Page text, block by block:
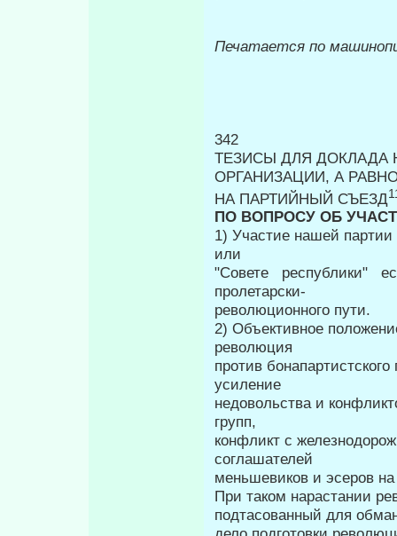
Печатается по
342
ТЕЗИСЫ ДЛЯ ДОКЛАДА
ОРГАНИЗАЦИИ, А
НА ПАРТИЙНЫЙ СЪЕЗД
ПО ВОПРОСУ ОБ
1) Участие нашей
или
"Совете республики"
пролетарски-
революционного пути.
2) Объективное
революция
против
усиление
недовольства и
групп,
конфликт с
соглашателей
меньшевиков и эсеров
При таком нарастании
подтасованный для